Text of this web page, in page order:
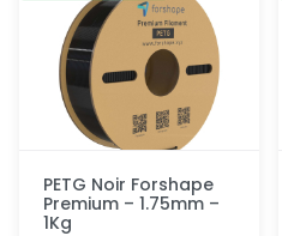
PETG Noir Forshape
Premium – 1.75mm –
1Kg